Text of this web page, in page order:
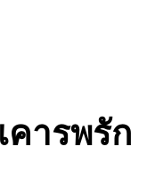
คารพรัก